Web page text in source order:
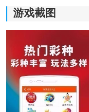
软件特色
1、安卓系统深度适配：
游戏截图